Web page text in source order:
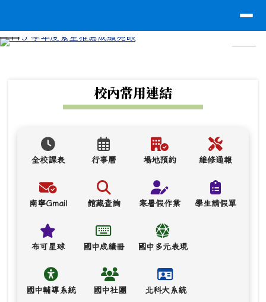
校內常用連結
全校課表 行事曆 場地預約 維修通報
南寧Gmail 館藏查詢 寒暑假作業 學生請假單
布可星球 國中成績冊 國中多元表現
國中輔導系統 國中社團 北科大系統